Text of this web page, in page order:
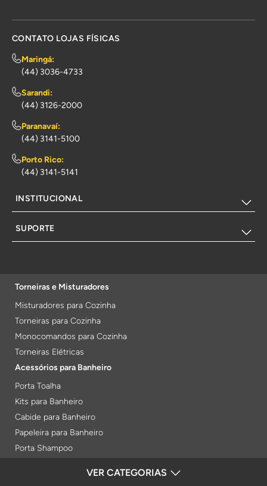
CONTATO LOJAS FÍSICAS
Maringá:
(44) 3036-4733
Sarandi:
(44) 3126-2000
Paranavaí:
(44) 3141-5100
Porto Rico:
(44) 3141-5141
INSTITUCIONAL
SUPORTE
Torneiras e Misturadores
Misturadores para Cozinha
Torneiras para Cozinha
Monocomandos para Cozinha
Torneiras Elétricas
Acessórios para Banheiro
Porta Toalha
Kits para Banheiro
Cabide para Banheiro
Papeleira para Banheiro
Porta Shampoo
VER CATEGORIAS
FORMAS DE PAGAMENTO